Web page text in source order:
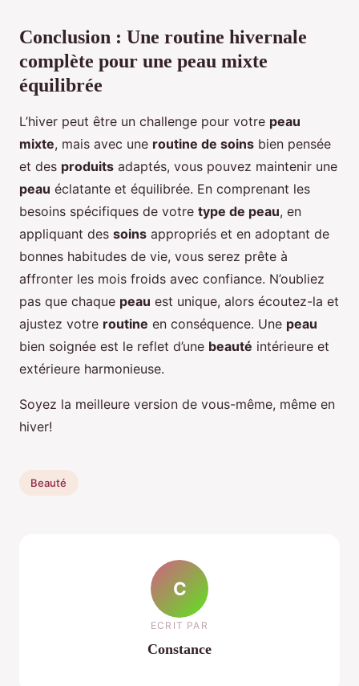
Conclusion : Une routine hivernale
complète pour une peau mixte
équilibrée
L’hiver peut être un challenge pour votre peau
mixte, mais avec une routine de soins bien pensée
et des produits adaptés, vous pouvez maintenir une
peau éclatante et équilibrée. En comprenant les
besoins spécifiques de votre type de peau, en
appliquant des soins appropriés et en adoptant de
bonnes habitudes de vie, vous serez prête à
affronter les mois froids avec confiance. N’oubliez
pas que chaque peau est unique, alors écoutez-la et
ajustez votre routine en conséquence. Une peau
bien soignée est le reflet d’une beauté intérieure et
extérieure harmonieuse.
Soyez la meilleure version de vous-même, même en
hiver!
Beauté
C
ECRIT PAR
Constance